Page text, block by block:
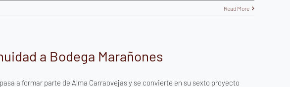
Read More
a Bodega Marañones
a formar parte de Alma Carraovejas y se convierte en su sexto proyecto